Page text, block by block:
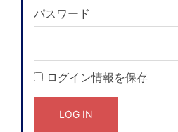
パスワード
ログイン情報を保存